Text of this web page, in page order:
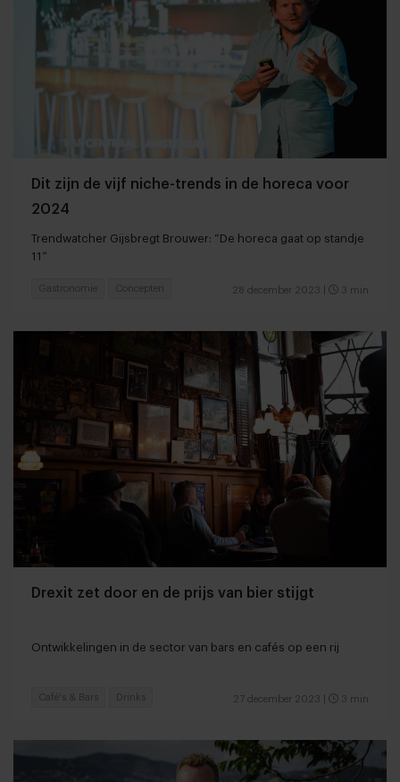
Dit zijn de vijf niche-trends in de horeca voor
2024
Trendwatcher Gijsbregt Brouwer: “De horeca gaat op standje
11”
28 december 2023 3 min
Gastronomie Concepten
Drexit zet door en de prijs van bier stijgt
Ontwikkelingen in de sector van bars en cafés op een rij
27 december 2023 3 min
Café's & Bars Drinks